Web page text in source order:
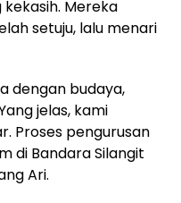
Mereka
setuju, lalu menari
dengan budaya,
jelas, kami
Proses pengurusan
di Bandara Silangit
Ari.